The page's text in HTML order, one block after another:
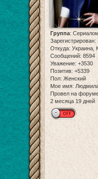
Группа:
Зарегистрирован:
Откуда: Украина,
Сообщений: 8594
Уважение: +3530
Позитив: +5339
Пол:Женский
Мое имя:
Провел на
2 месяца 19 дней